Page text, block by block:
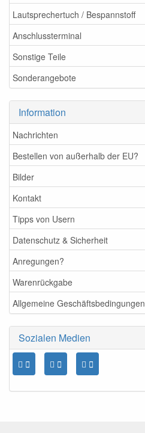
Lautsprechertuch / Bespannstoff
Anschlussterminal
Sonstige Teile
Sonderangebote
Information
Nachrichten
Bestellen von außerhalb der EU?
Bilder
Kontakt
Tipps von Usern
Datenschutz & Sicherheit
Anregungen?
Warenrückgabe
Allgemeine Geschäftsbedingungen
Sozialen Medien